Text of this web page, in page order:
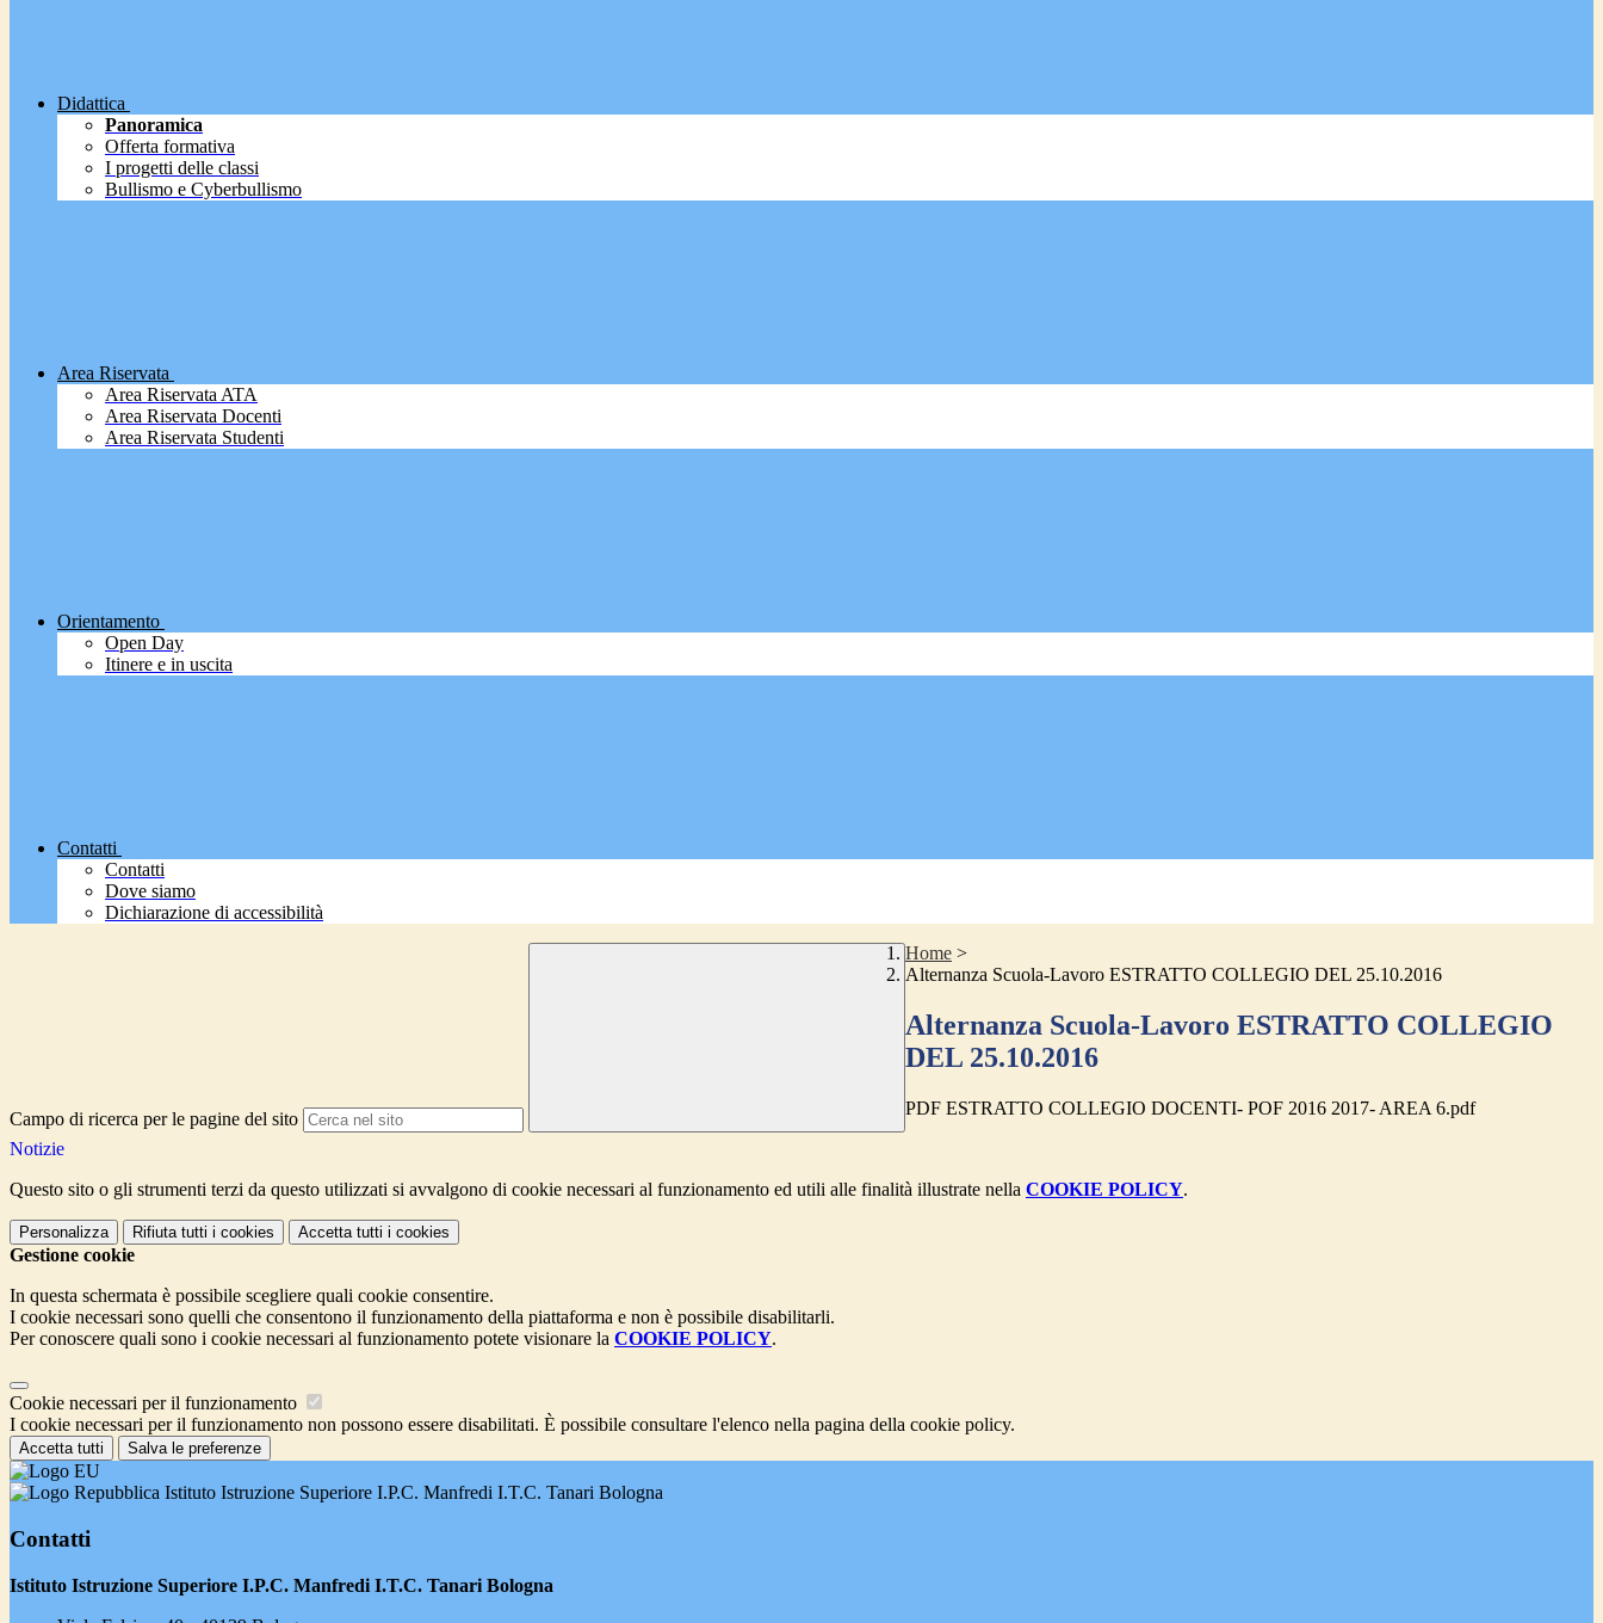
Didattica
Panoramica
Offerta formativa
I progetti delle classi
Bullismo e Cyberbullismo
Area Riservata
Area Riservata ATA
Area Riservata Docenti
Area Riservata Studenti
Orientamento
Open Day
Itinere e in uscita
Contatti
Contatti
Dove siamo
Dichiarazione di accessibilità
Campo di ricerca per le pagine del sito
Home >
Alternanza Scuola-Lavoro ESTRATTO COLLEGIO DEL 25.10.2016
Alternanza Scuola-Lavoro ESTRATTO COLLEGIO
DEL 25.10.2016
PDF ESTRATTO COLLEGIO DOCENTI- POF 2016 2017- AREA 6.pdf
Notizie
Questo sito o gli strumenti terzi da questo utilizzati si avvalgono di cookie necessari al funzionamento ed utili alle finalità illustrate nella COOKIE POLICY.
Personalizza Rifiuta tutti i cookies Accetta tutti i cookies
Gestione cookie
In questa schermata è possibile scegliere quali cookie consentire.
I cookie necessari sono quelli che consentono il funzionamento della piattaforma e non è possibile disabilitarli.
Per conoscere quali sono i cookie necessari al funzionamento potete visionare la COOKIE POLICY.
Cookie necessari per il funzionamento
I cookie necessari per il funzionamento non possono essere disabilitati. È possibile consultare l'elenco nella pagina della cookie policy.
Accetta tutti Salva le preferenze
Istituto Istruzione Superiore I.P.C. Manfredi I.T.C. Tanari Bologna
Contatti
Istituto Istruzione Superiore I.P.C. Manfredi I.T.C. Tanari Bologna